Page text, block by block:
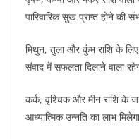
पारिवारिक सुख प्राप्त होने की
मिथुन, तुला और कुंभ राशि के लिए
संवाद में सफलता दिलाने वाला
कर्क, वृश्चिक और मीन राशि के
आध्यात्मिक उन्नति का लाभ